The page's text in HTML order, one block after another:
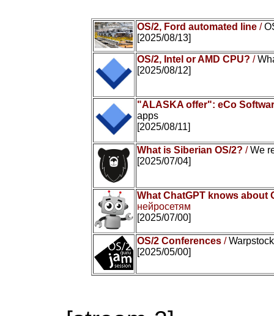
OS/2, Ford automated line /
[2025/08/13]
OS/2, Intel or AMD CPU? /
[2025/08/12]
"ALASKA offer": eCo
apps
[2025/08/11]
What is Siberian OS/2? /We
[2025/07/04]
What ChatGPT knows about
нейросетям
[2025/07/00]
OS/2 Conferences /
[2025/05/00]